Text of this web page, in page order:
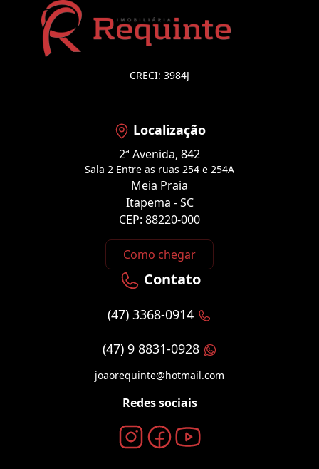
CRECI: 3984J
Localização
2ª Avenida, 842
Sala 2 Entre as ruas 254 e 254A
Meia Praia
Itapema - SC
CEP: 88220-000
Como chegar
Contato
(47) 3368-0914
(47) 9 8831-0928
joaorequinte@hotmail.com
Redes sociais